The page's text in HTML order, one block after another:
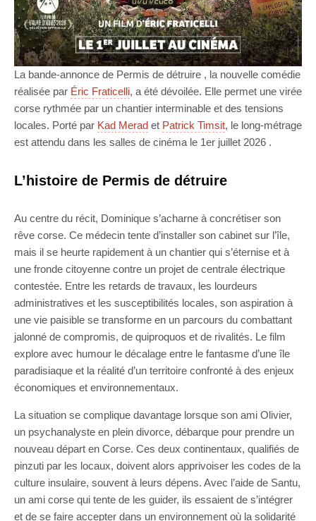
La bande-annonce de Permis de détruire , la nouvelle comédie
réalisée par Éric Fraticelli, a été dévoilée. Elle permet une virée
corse rythmée par un chantier interminable et des tensions
locales. Porté par Kad Merad et Patrick Timsit, le long-métrage
est attendu dans les salles de cinéma le 1er juillet 2026 .
L’histoire de Permis de détruire
Au centre du récit, Dominique s’acharne à concrétiser son
rêve corse. Ce médecin tente d’installer son cabinet sur l’île,
mais il se heurte rapidement à un chantier qui s’éternise et à
une fronde citoyenne contre un projet de centrale électrique
contestée. Entre les retards de travaux, les lourdeurs
administratives et les susceptibilités locales, son aspiration à
une vie paisible se transforme en un parcours du combattant
jalonné de compromis, de quiproquos et de rivalités. Le film
explore avec humour le décalage entre le fantasme d’une île
paradisiaque et la réalité d’un territoire confronté à des enjeux
économiques et environnementaux.
La situation se complique davantage lorsque son ami Olivier,
un psychanalyste en plein divorce, débarque pour prendre un
nouveau départ en Corse. Ces deux continentaux, qualifiés de
pinzuti par les locaux, doivent alors apprivoiser les codes de la
culture insulaire, souvent à leurs dépens. Avec l’aide de Santu,
un ami corse qui tente de les guider, ils essaient de s’intégrer
et de se faire accepter dans un environnement où la solidarité